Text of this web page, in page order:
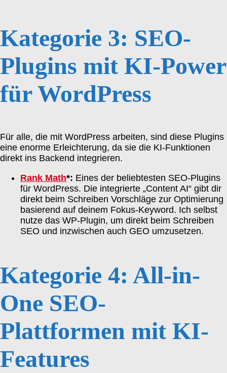
Kategorie 3: SEO-
Plugins mit KI-Power
für WordPress
Für alle, die mit WordPress arbeiten, sind diese Plugins
eine enorme Erleichterung, da sie die KI-Funktionen
direkt ins Backend integrieren.
Rank Math*: Eines der beliebtesten SEO-Plugins
für WordPress. Die integrierte „Content AI“ gibt dir
direkt beim Schreiben Vorschläge zur Optimierung
basierend auf deinem Fokus-Keyword. Ich selbst
nutze das WP-Plugin, um direkt beim Schreiben
SEO und inzwischen auch GEO umzusetzen.
Kategorie 4: All-in-
One SEO-
Plattformen mit KI-
Features